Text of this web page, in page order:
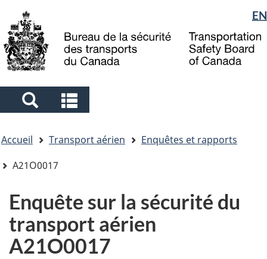
to
main
to
"About
government"
à
la
Sélection
de
la
langue
EN
Search
and
menus
and
menus
êtes
ici
Accueil Transport aérien
Enquêtes et rapports
A21O0017
Enquête sur la sécurité du
transport aérien
A21O0017